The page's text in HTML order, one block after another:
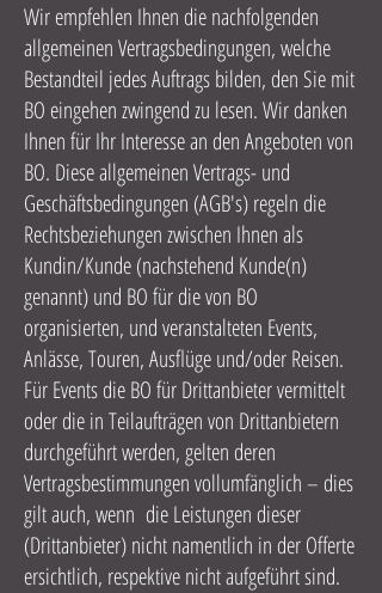
Wir empfehlen Ihnen die nachfolgenden
allgemeinen Vertragsbedingungen, welche
Bestandteil jedes Auftrags bilden, den Sie mit
BO eingehen zwingend zu lesen. Wir danken
Ihnen für Ihr Interesse an den Angeboten von
BO. Diese allgemeinen Vertrags- und
Geschäftsbedingungen (AGB's) regeln die
Rechtsbeziehungen zwischen Ihnen als
Kundin/Kunde (nachstehend Kunde(n)
genannt) und BO für die von BO
organisierten, und veranstalteten Events,
Anlässe, Touren, Ausflüge und/oder Reisen.
Für Events die BO für Drittanbieter vermittelt
oder die in Teilaufträgen von Drittanbietern
durchgeführt werden, gelten deren
Vertragsbestimmungen vollumfänglich – dies
gilt auch, wenn die Leistungen dieser
(Drittanbieter) nicht namentlich in der Offerte
ersichtlich, respektive nicht aufgeführt sind.